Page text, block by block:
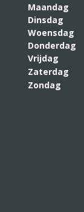
Dinsdag
Woensdag
Donderdag
Vrijdag
Zaterdag
Zondag